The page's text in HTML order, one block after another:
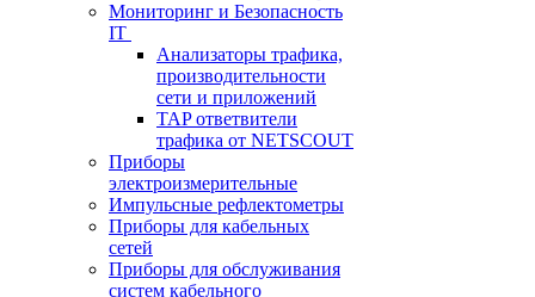
Мониторинг и Безопасность
IT
Анализаторы трафика,
производительности
сети и приложений
TAP ответвители
трафика от NETSCOUT
Приборы
электроизмерительные
Импульсные рефлектометры
Приборы для кабельных
сетей
Приборы для обслуживания
систем кабельного